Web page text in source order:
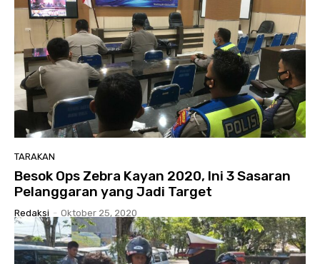
TARAKAN
Besok Ops Zebra Kayan 2020, Ini 3 Sasaran
Pelanggaran yang Jadi Target
Redaksi - Oktober 25, 2020